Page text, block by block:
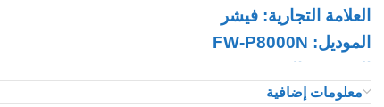
العلامة التجارية: فيشر
الموديل: FW-P8000N
السعة: 8 كيلو غرام
معلومات إضافية